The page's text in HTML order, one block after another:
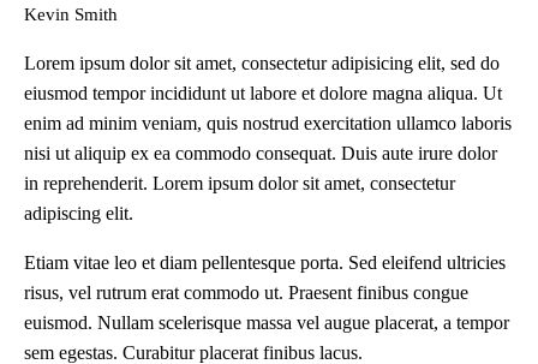
Kevin Smith
Lorem ipsum dolor sit amet, consectetur adipisicing elit, sed do
eiusmod tempor incididunt ut labore et dolore magna aliqua. Ut
enim ad minim veniam, quis nostrud exercitation ullamco laboris
nisi ut aliquip ex ea commodo consequat. Duis aute irure dolor
in reprehenderit. Lorem ipsum dolor sit amet, consectetur
adipiscing elit.
Etiam vitae leo et diam pellentesque porta. Sed eleifend ultricies
risus, vel rutrum erat commodo ut. Praesent finibus congue
euismod. Nullam scelerisque massa vel augue placerat, a tempor
sem egestas. Curabitur placerat finibus lacus.